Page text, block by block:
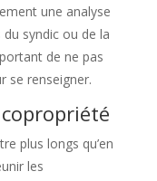
une analyse
syndic ou de la
de ne pas
se renseigner.
plus longs qu’en
les